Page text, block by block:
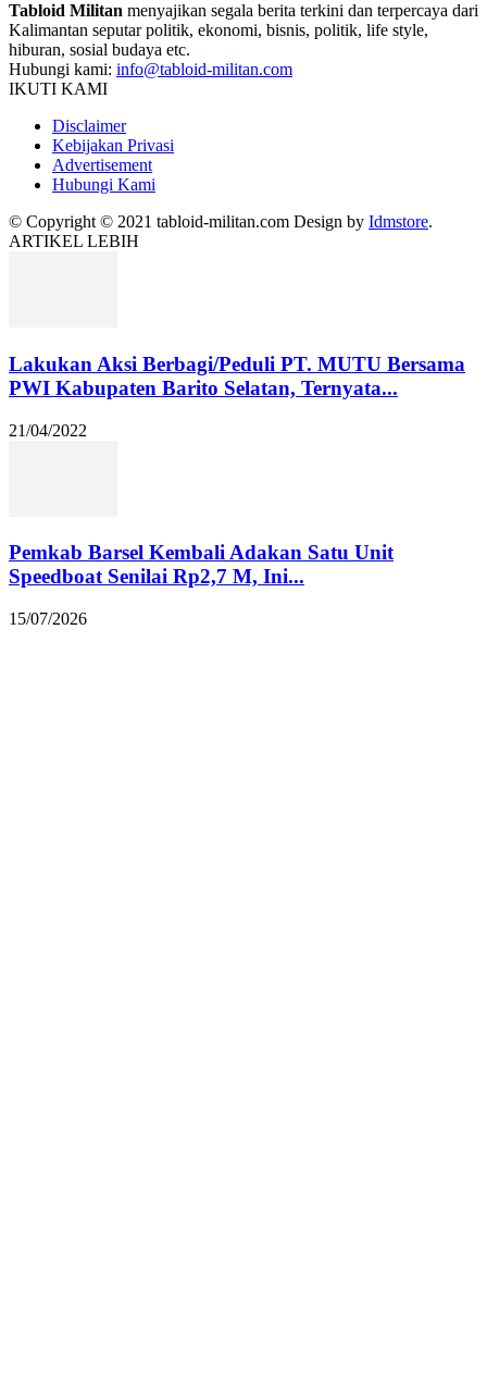
Tabloid Militan menyajikan segala berita terkini dan terpercaya dari
Kalimantan seputar politik, ekonomi, bisnis, politik, life style,
hiburan, sosial budaya etc.
Hubungi kami: info@tabloid-militan.com
IKUTI KAMI
Disclaimer
Kebijakan Privasi
Advertisement
Hubungi Kami
© Copyright © 2021 tabloid-militan.com Design by Idmstore.
ARTIKEL LEBIH
Lakukan Aksi Berbagi/Peduli PT. MUTU Bersama
PWI Kabupaten Barito Selatan, Ternyata...
21/04/2022
Pemkab Barsel Kembali Adakan Satu Unit
Speedboat Senilai Rp2,7 M, Ini...
15/07/2026